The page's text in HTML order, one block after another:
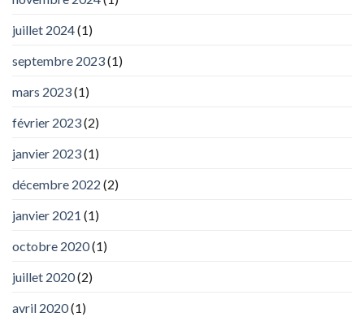
juillet 2024(1)
septembre 2023(1)
mars 2023(1)
février 2023(2)
janvier 2023(1)
décembre 2022 (2)
janvier 2021 (1)
octobre 2020(1)
juillet 2020(2)
avril 2020(1)